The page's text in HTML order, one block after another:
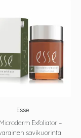
Esse
Microderm Exfoliator –
savikuorinta